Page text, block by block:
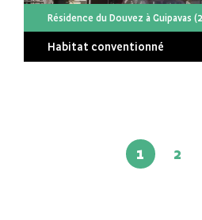
Résidence du Douvez à Guipavas
Habitat conventionné
1 2